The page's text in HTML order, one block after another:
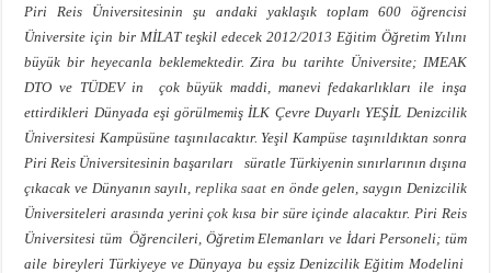
Piri Reis Üniversitesinin şu andaki yaklaşık toplam 600 öğrencisi
Üniversite için bir MİLAT teşkil edecek 2012/2013 Eğitim Öğretim Yılını
büyük bir heyecanla beklemektedir. Zira bu tarihte Üniversite; IMEAK
DTO ve TÜDEV in çok büyük maddi, manevi fedakarlıkları ile inşa
ettirdikleri Dünyada eşi görülmemiş İLK Çevre Duyarlı YEŞİL Denizcilik
Üniversitesi Kampüsüne taşınılacaktır. Yeşil Kampüse taşınıldıktan sonra
Piri Reis Üniversitesinin başarıları süratle Türkiyenin sınırlarının dışına
çıkacak ve Dünyanın sayılı, replika saat en önde gelen, saygın Denizcilik
Üniversiteleri arasında yerini çok kısa bir süre içinde alacaktır. Piri Reis
Üniversitesi tüm Öğrencileri, Öğretim Elemanları ve İdari Personeli; tüm
aile bireyleri Türkiyeye ve Dünyaya bu eşsiz Denizcilik Eğitim Modelini